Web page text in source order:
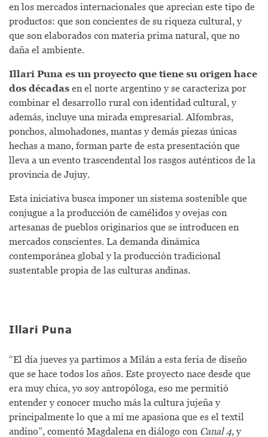
en los mercados internacionales que aprecian este tipo de
productos: que son concientes de su riqueza cultural, y
que son elaborados con materia prima natural, que no
daña el ambiente.
Illari Puna es un proyecto que tiene su origen hace
dos décadas en el norte argentino y se caracteriza por
combinar el desarrollo rural con identidad cultural, y
además, incluye una mirada empresarial. Alfombras,
ponchos, almohadones, mantas y demás piezas únicas
hechas a mano, forman parte de esta presentación que
lleva a un evento trascendental los rasgos auténticos de la
provincia de Jujuy.
Esta iniciativa busca imponer un sistema sostenible que
conjugue a la producción de camélidos y ovejas con
artesanas de pueblos originarios que se introducen en
mercados conscientes. La demanda dinámica
contemporánea global y la producción tradicional
sustentable propia de las culturas andinas.
Illari Puna
“El día jueves ya partimos a Milán a esta feria de diseño
que se hace todos los años. Este proyecto nace desde que
era muy chica, yo soy antropóloga, eso me permitió
entender y conocer mucho más la cultura jujeña y
principalmente lo que a mí me apasiona que es el textil
andino”, comentó Magdalena en diálogo con Canal 4 , y